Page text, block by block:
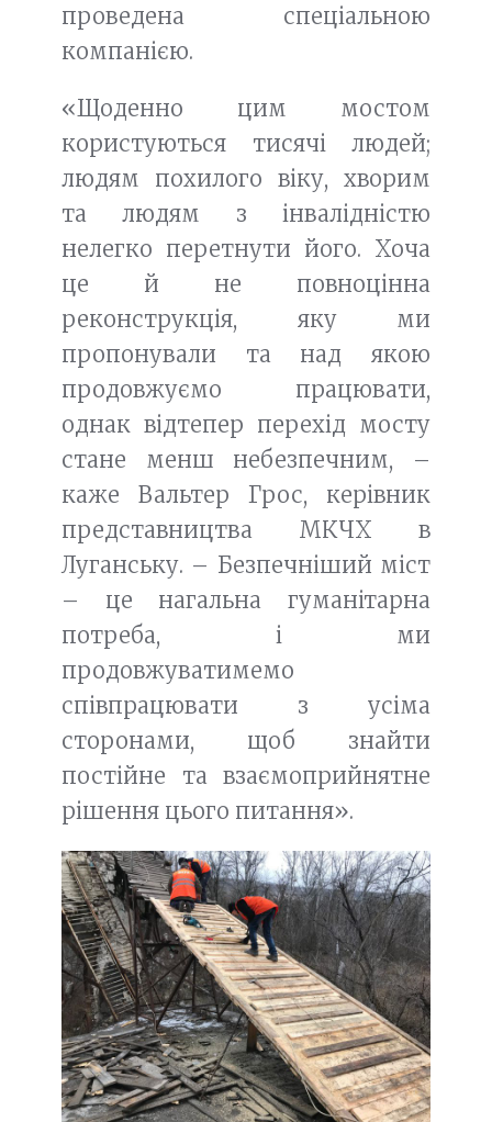
проведена спеціальною
компанією.
«Щоденно цим мостом
користуються тисячі людей;
людям похилого віку, хворим
та людям з інвалідністю
нелегко перетнути його. Хоча
це й не повноцінна
реконструкція, яку ми
пропонували та над якою
продовжуємо працювати,
однак відтепер перехід мосту
стане менш небезпечним, –
каже Вальтер Грос, керівник
представництва МКЧХ в
Луганську. – Безпечніший міст
– це нагальна гуманітарна
потреба, і ми
продовжуватимемо
співпрацювати з усіма
сторонами, щоб знайти
постійне та взаємоприйнятне
рішення цього питання».